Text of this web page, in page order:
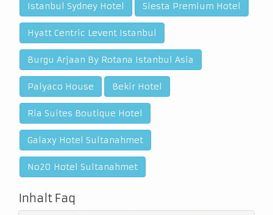
Istanbul Sydney Hotel Siesta Premium Hotel
Hyatt Centric Levent Istanbul
Burgu Arjaan By Rotana Istanbul Asia
Palyaco House Bekir Hotel
Ria Suites Boutique Hotel
Galaxy Hotel Sultanahmet
No20 Hotel Sultanahmet
Inhalt Faq